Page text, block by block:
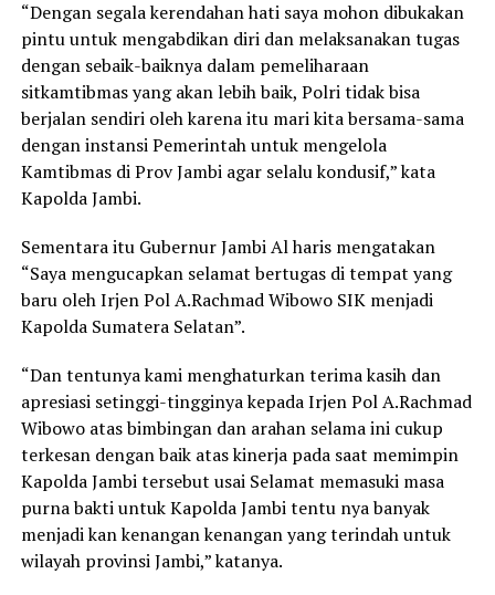
“Dengan segala kerendahan hati saya mohon dibukakan
pintu untuk mengabdikan diri dan melaksanakan tugas
dengan sebaik-baiknya dalam pemeliharaan
sitkamtibmas yang akan lebih baik, Polri tidak bisa
berjalan sendiri oleh karena itu mari kita bersama-sama
dengan instansi Pemerintah untuk mengelola
Kamtibmas di Prov Jambi agar selalu kondusif,” kata
Kapolda Jambi.
Sementara itu Gubernur Jambi Al haris mengatakan
“Saya mengucapkan selamat bertugas di tempat yang
baru oleh Irjen Pol A.Rachmad Wibowo SIK menjadi
Kapolda Sumatera Selatan”.
“Dan tentunya kami menghaturkan terima kasih dan
apresiasi setinggi-tingginya kepada Irjen Pol A.Rachmad
Wibowo atas bimbingan dan arahan selama ini cukup
terkesan dengan baik atas kinerja pada saat memimpin
Kapolda Jambi tersebut usai Selamat memasuki masa
purna bakti untuk Kapolda Jambi tentu nya banyak
menjadi kan kenangan kenangan yang terindah untuk
wilayah provinsi Jambi,” katanya.